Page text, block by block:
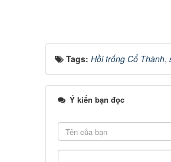
Tags: Hồi trống Cổ Thành,
Ý kiến bạn đọc